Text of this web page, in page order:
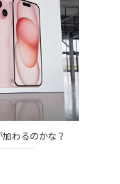
わるのかな？